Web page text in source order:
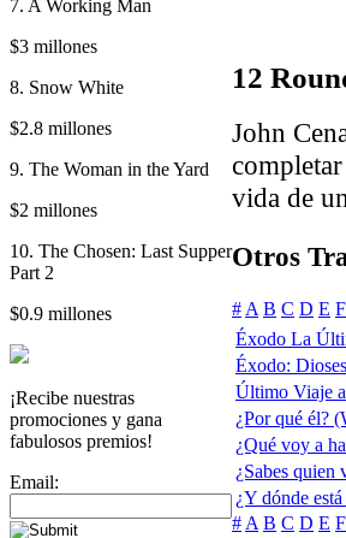
7. A Working Man
$3 millones
8. Snow White
$2.8 millones
9. The Woman in the Yard
$2 millones
10. The Chosen: Last Supper
Part 2
$0.9 millones
¡Recibe nuestras
promociones y gana
fabulosos premios!
Email:
12
John
vida de
Otros
# A B C D E F
Éxodo La
Éxodo:
Último Viaje
¿Por qué él?
¿Qué voy a
¿Sabes quien
¿Y dónde
# A B C D E F